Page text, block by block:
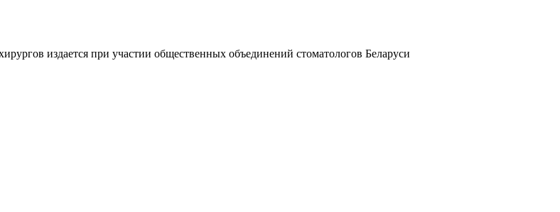
издается при участии общественных объединений стоматологов Беларуси